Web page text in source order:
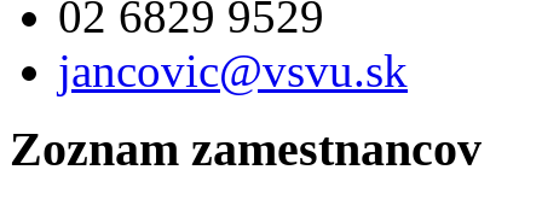
02 6829 9529
jancovic@vsvu.sk
Zoznam zamestnancov